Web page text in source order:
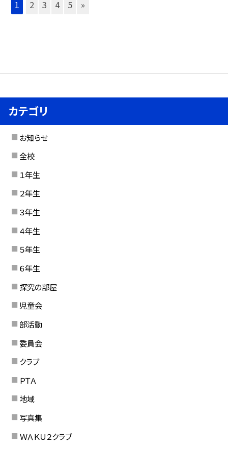
1 2 3 4 5 »
カテゴリ
お知らせ
全校
１年生
２年生
３年生
４年生
５年生
６年生
探究の部屋
児童会
部活動
委員会
クラブ
ＰＴＡ
地域
写真集
ＷＡＫＵ２クラブ